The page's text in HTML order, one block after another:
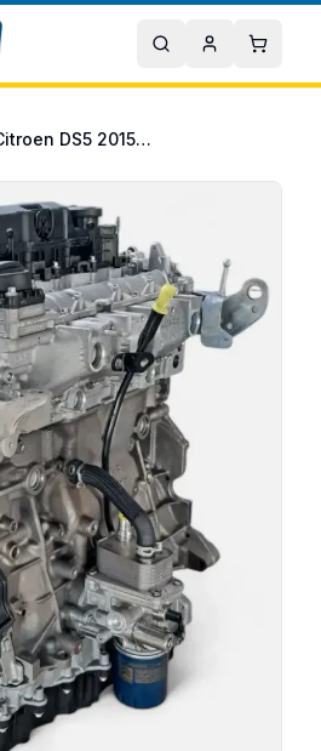
Sök Mitt konto
Motor till Citroen DS5 2015/04-2018/12 2.0 BlueHDi 180